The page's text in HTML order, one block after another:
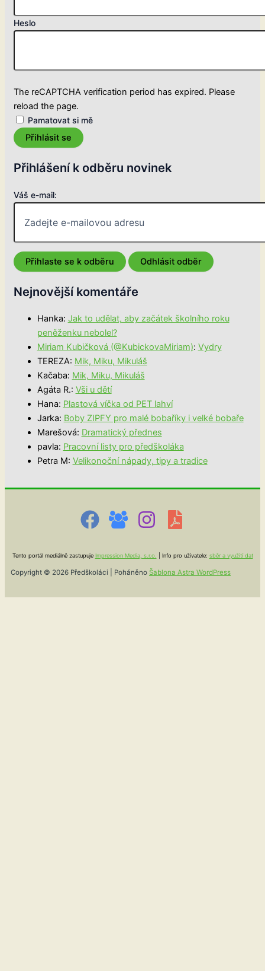
Heslo
The reCAPTCHA verification period has expired. Please
reload the page.
Pamatovat si mě
Přihlásit se
Přihlášení k odběru novinek
Váš e-mail:
Nejnovější komentáře
Hanka: Jak to udělat, aby začátek školního roku
peněženku nebolel?
Miriam Kubičková (@KubickovaMiriam): Vydry
TEREZA: Mik, Miku, Mikuláš
Kačaba: Mik, Miku, Mikuláš
Agáta R.: Vši u dětí
Hana: Plastová víčka od PET lahví
Jarka: Boby ZIPFY pro malé bobaříky i velké bobaře
Marešová: Dramatický přednes
pavla: Pracovní listy pro předškoláka
Petra M: Velikonoční nápady, tipy a tradice
Tento portál mediálně zastupuje Impression Media, s.r.o. | Info pro uživatele: sběr a využití dat
Copyright © 2026 Předškoláci | Poháněno Šablona Astra WordPress